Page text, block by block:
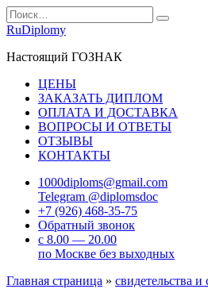
Перейти
к
содержанию
Search
for:
RuDiplomy
Настоящий ГОЗНАК
ЦЕНЫ
ЗАКАЗАТЬ ДИПЛОМ
ОПЛАТА И ДОСТАВКА
ВОПРОСЫ И ОТВЕТЫ
ОТЗЫВЫ
КОНТАКТЫ
1000diploms@gmail.com
Telegram @diplomsdoc
+7 (926) 468-35-75
Обратный звонок
с 8.00 — 20.00
по Москве без выходных
Главная страница » свидетельства и